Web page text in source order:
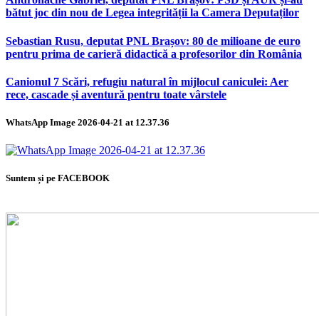
bătut joc din nou de Legea integrității la Camera Deputaților
Sebastian Rusu, deputat PNL Brașov: 80 de milioane de euro
pentru prima de carieră didactică a profesorilor din România
Canionul 7 Scări, refugiu natural în mijlocul caniculei: Aer
rece, cascade și aventură pentru toate vârstele
WhatsApp Image 2026-04-21 at 12.37.36
Suntem și pe FACEBOOK